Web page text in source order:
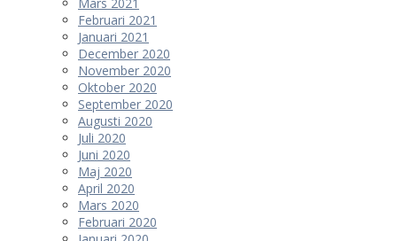
Februari 2021
Januari 2021
December 2020
November 2020
Oktober 2020
September 2020
Augusti 2020
Juli 2020
Juni 2020
Maj 2020
April 2020
Mars 2020
Februari 2020